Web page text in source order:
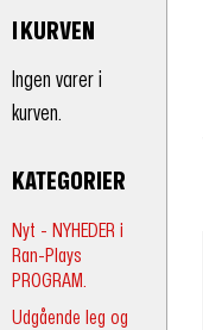
I KURVEN
Ingen varer i
kurven.
KATEGORIER
Nyt - NYHEDER i
Ran-Plays
PROGRAM.
Udgående leg og